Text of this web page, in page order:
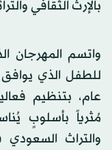
بالإرث الثقافي
واتسم المهرجان
عام، بتنظيم
مُثرياً بأسلوبٍ
والتراث